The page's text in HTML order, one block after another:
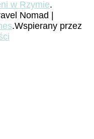
w Rzymie.
Nomad |
.Wspierany przez